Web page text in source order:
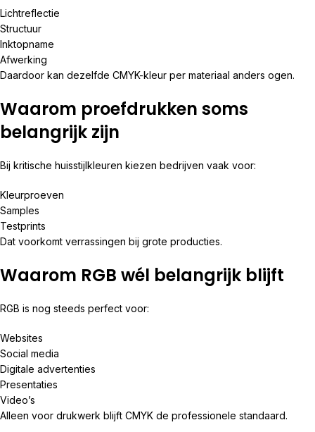
Lichtreflectie
Structuur
Inktopname
Afwerking
Daardoor kan dezelfde CMYK-kleur per materiaal anders ogen.
Waarom proefdrukken soms
belangrijk zijn
Bij kritische huisstijlkleuren kiezen bedrijven vaak voor:
Kleurproeven
Samples
Testprints
Dat voorkomt verrassingen bij grote producties.
Waarom RGB wél belangrijk blijft
RGB is nog steeds perfect voor:
Websites
Social media
Digitale advertenties
Presentaties
Video’s
Alleen voor drukwerk blijft CMYK de professionele standaard.